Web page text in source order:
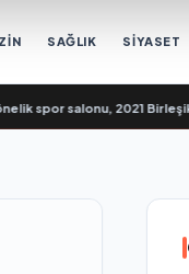
SAĞLIK SİYASET
salonu, 2021 Birleşik